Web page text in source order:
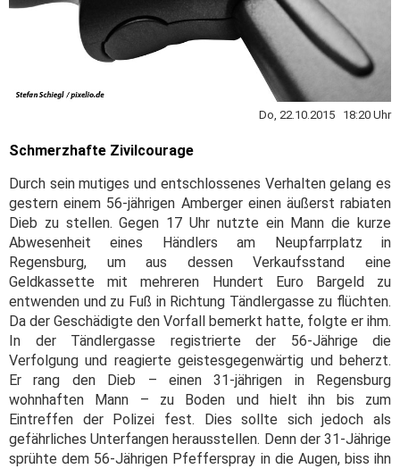
Do, 22.10.2015 18:20 Uhr
Schmerzhafte Zivilcourage
Durch sein mutiges und entschlossenes Verhalten gelang es
gestern einem 56-jährigen Amberger einen äußerst rabiaten
Dieb zu stellen. Gegen 17 Uhr nutzte ein Mann die kurze
Abwesenheit eines Händlers am Neupfarrplatz in
Regensburg, um aus dessen Verkaufsstand eine
Geldkassette mit mehreren Hundert Euro Bargeld zu
entwenden und zu Fuß in Richtung Tändlergasse zu flüchten.
Da der Geschädigte den Vorfall bemerkt hatte, folgte er ihm.
In der Tändlergasse registrierte der 56-Jährige die
Verfolgung und reagierte geistesgegenwärtig und beherzt.
Er rang den Dieb – einen 31-jährigen in Regensburg
wohnhaften Mann – zu Boden und hielt ihn bis zum
Eintreffen der Polizei fest. Dies sollte sich jedoch als
gefährliches Unterfangen herausstellen. Denn der 31-Jährige
sprühte dem 56-Jährigen Pfefferspray in die Augen, biss ihn